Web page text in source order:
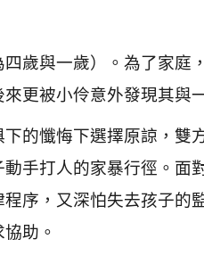
歲與一歲）。為了家庭
更被小伶意外發現其與
的懺悔下選擇原諒，雙
手打人的家暴行徑。面
序，又深怕失去孩子的
助。